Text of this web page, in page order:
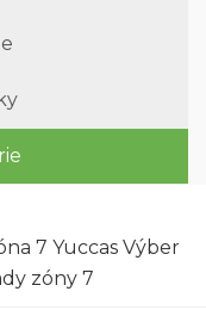
7 Yuccas Výber
zóny 7